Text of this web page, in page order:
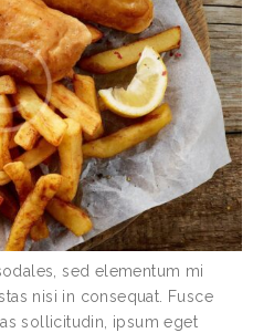
sed elementum mi
nisi in consequat. Fusce
sollicitudin, ipsum eget